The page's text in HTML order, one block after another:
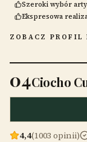
Szeroki wybór
Ekspresowa
ZOBACZ PROFIL
04Ciocho
4,4(1003 opinii)